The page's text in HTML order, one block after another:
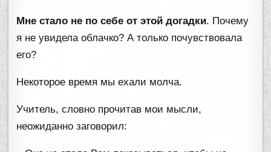
Мне стало не по себе от этой догадки. Почему
я не увидела облачко? А только почувствовала
его?
Некоторое время мы ехали молча.
Учитель, словно прочитав мои мысли,
неожиданно заговорил: